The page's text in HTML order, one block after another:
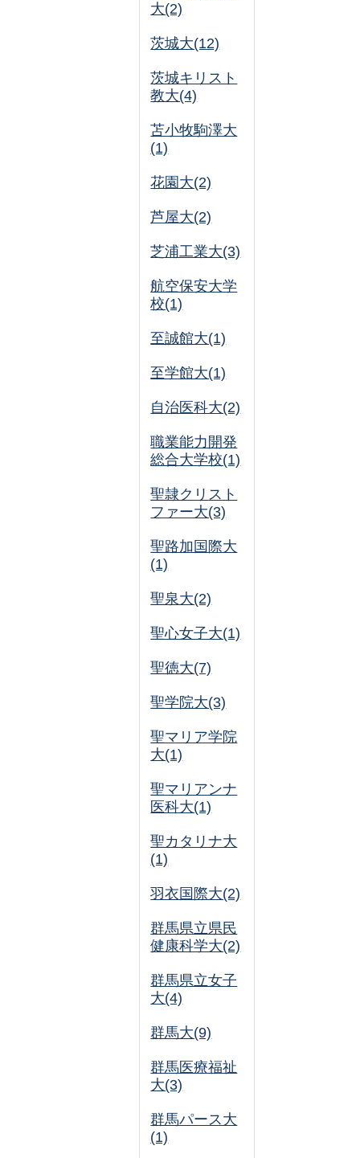
大(2)
茨城大(12)
茨城キリスト
教大(4)
苫小牧駒澤大
(1)
花園大(2)
芦屋大(2)
芝浦工業大(3)
航空保安大学
校(1)
至誠館大(1)
至学館大(1)
自治医科大(2)
職業能力開発
総合大学校(1)
聖隷クリスト
ファー大(3)
聖路加国際大
(1)
聖泉大(2)
聖心女子大(1)
聖徳大(7)
聖学院大(3)
聖マリア学院
大(1)
聖マリアンナ
医科大(1)
聖カタリナ大
(1)
羽衣国際大(2)
群馬県立県民
健康科学大(2)
群馬県立女子
大(4)
群馬大(9)
群馬医療福祉
大(3)
群馬パース大
(1)